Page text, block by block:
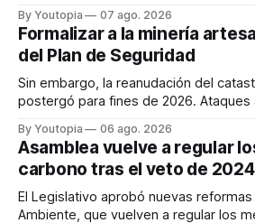
By Youtopia 07 ago. 2026
Formalizar a la minería
del Plan de Seguridad
Sin embargo, la reanudación del
postergó para fines de 2026. Ataques
By Youtopia 06 ago. 2026
Asamblea vuelve a regular
carbono tras el veto de 2024
El Legislativo aprobó nuevas
Ambiente, que vuelven a regular los